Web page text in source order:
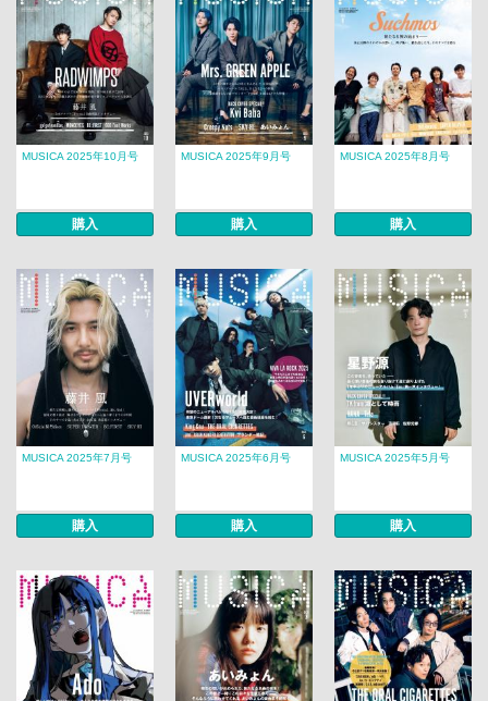
MUSICA 2025年10月号
購入
MUSICA 2025年9月号
購入
MUSICA 2025年8月号
購入
MUSICA 2025年7月号
購入
MUSICA 2025年6月号
購入
MUSICA 2025年5月号
購入